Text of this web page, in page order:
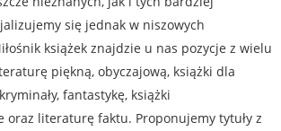
się jednak w niszowych
książek znajdzie u nas pozycje z wielu
piękną, obyczajową, książki dla
fantastykę, książki
oraz literaturę faktu. Proponujemy tytuły z